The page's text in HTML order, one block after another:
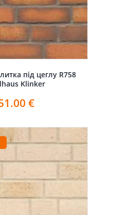
під цеглу R758
Klinker
€